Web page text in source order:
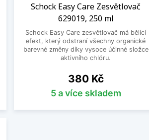
Schock Easy Care Zesvětlovač
629019, 250 ml
Schock Easy Care zesvětlovač má bělící
efekt, který odstraní všechny organické
barevné změny díky vysoce účinné složce
aktivního chlóru.
Cena
380 Kč
5 a více skladem